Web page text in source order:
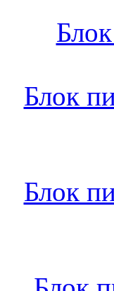
Блок
Блок